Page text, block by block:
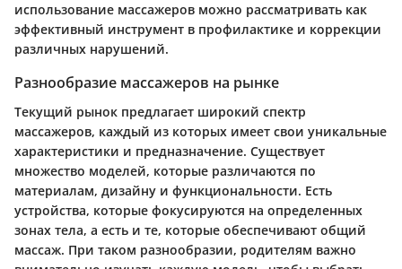
использование массажеров можно рассматривать как
эффективный инструмент в профилактике и коррекции
различных нарушений.
Разнообразие массажеров на рынке
Текущий рынок предлагает широкий спектр
массажеров, каждый из которых имеет свои уникальные
характеристики и предназначение. Существует
множество моделей, которые различаются по
материалам, дизайну и функциональности. Есть
устройства, которые фокусируются на определенных
зонах тела, а есть и те, которые обеспечивают общий
массаж. При таком разнообразии, родителям важно